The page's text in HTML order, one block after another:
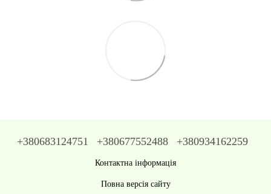
+380683124751 +380677552488 +380934162259
Контактна інформація
Повна версія сайту